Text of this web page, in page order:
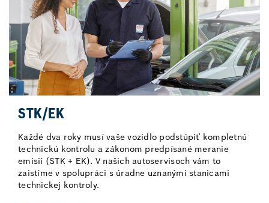
STK/EK
Každé dva roky musí vaše vozidlo podstúpiť kompletnú
technickú kontrolu a zákonom predpísané meranie
emisií (STK + EK). V našich autoservisoch vám to
zaistíme v spolupráci s úradne uznanými stanicami
technickej kontroly.